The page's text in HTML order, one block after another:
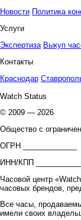
Новости Политика
Услуги
Экспертиза Выкуп
Контакты
Краснодар
Watch Status
© 2009 — 2026
Общество с
ОГРН _____________
ИНН/КПП
Часовой центр
часовых брендов,
Все часы,
имели своих